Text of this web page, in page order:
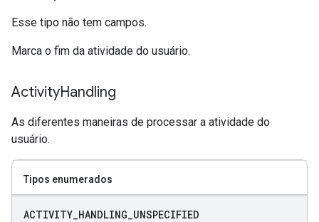
Esse tipo não tem campos.
Marca o fim da atividade do usuário.
ActivityHandling
As diferentes maneiras de processar a atividade do
usuário.
Tipos enumerados
ACTIVITY HANDLING UNSPECIFIED